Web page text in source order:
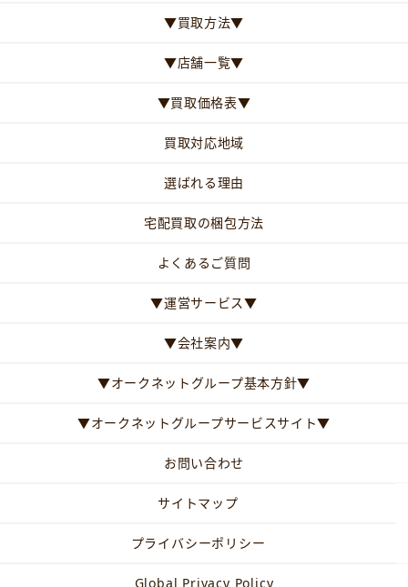
▼買取方法▼
▼店舗一覧▼
▼買取価格表▼
買取対応地域
選ばれる理由
宅配買取の梱包方法
よくあるご質問
▼運営サービス▼
▼会社案内▼
▼オークネットグループ基本方針▼
▼オークネットグループサービスサイト▼
お問い合わせ
サイトマップ
プライバシーポリシー
Global Privacy Policy